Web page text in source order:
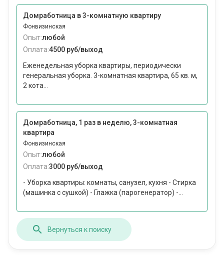
Домработница в 3-комнатную квартиру
Фонвизинская
Опыт:любой
Оплата:4500 руб/выход
Еженедельная уборка квартиры, периодически
генеральная уборка. 3-комнатная квартира, 65 кв. м,
2 кота...
Домработница, 1 раз в неделю, 3-комнатная
квартира
Фонвизинская
Опыт:любой
Оплата:3000 руб/выход
- Уборка квартиры: комнаты, санузел, кухня - Стирка
(машинка с сушкой) - Глажка (парогенератор) -...
Вернуться к поиску